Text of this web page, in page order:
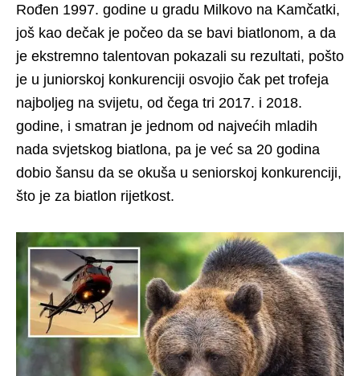
Rođen 1997. godine u gradu Milkovo na Kamčatki,
još kao dečak je počeo da se bavi biatlonom, a da
je ekstremno talentovan pokazali su rezultati, pošto
je u juniorskoj konkurenciji osvojio čak pet trofeja
najboljeg na svijetu, od čega tri 2017. i 2018.
godine, i smatran je jednom od najvećih mladih
nada svjetskog biatlona, pa je već sa 20 godina
dobio šansu da se okuša u seniorskoj konkurenciji,
što je za biatlon rijetkost.